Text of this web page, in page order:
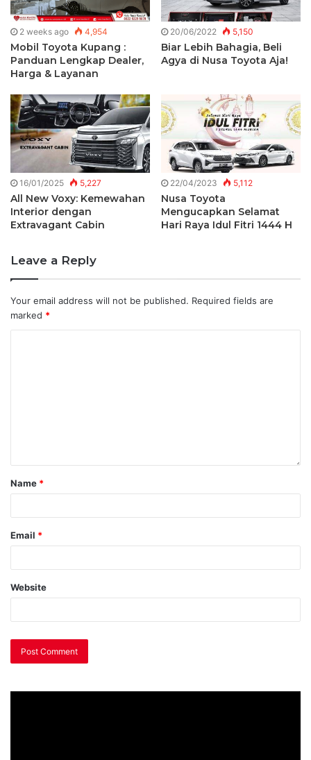
2 weeks ago 4,954
Mobil Toyota Kupang :
Panduan Lengkap Dealer,
Harga & Layanan
20/06/2022 5,150
Biar Lebih Bahagia, Beli
Agya di Nusa Toyota Aja!
16/01/2025 5,227
All New Voxy: Kemewahan
Interior dengan
Extravagant Cabin
22/04/2023 5,112
Nusa Toyota
Mengucapkan Selamat
Hari Raya Idul Fitri 1444 H
Leave a Reply
Your email address will not be published. Required fields are
marked *
Name *
Email *
Website